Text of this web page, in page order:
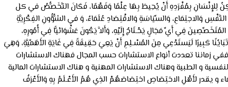
لِلإِنْسَانِ بِمُفْرَدِهِ أَنْ يُحِيطَ بِهَا عِلْمًا وَفَهْمًا، فَكَانَ التَّخَصُّصُ في كل
وَالاجتِمَاعِ، وَالسِّيَاسَةِ وَالاقْتِصَادِ عُلَمَاءُ، وَ في الشُّؤُونِ الفِكْرِيَّةِ
فِي أَيِّ مَجَالٍ يَحْـتَاجُ إِلَيْهِ، وَأَلاَّ يَكُونَ عَشْوَائيًّا فِي أُمُورِهِ،
كَبِيرًا لَيَستَدْعِي مِنَ المُسْـلِمِ أَنْ يَعِيَ حَقِيقَةً فِي غَايَةِ الأَهَمِّيَّةِ، وَهِيَ
تعددت أنواع الاستشارات حسب المجال فهناك الاستشارات
و الطبية وهناك الاستشارات المهنية و هناك الاستشارات المالية
و يقدر لأَهْلِ الاختِصَاصِ اختِصَاصَهُمْ الذِي هُمُ الأَعْـلَمُ بِهِ وَالأَعْرَفُ